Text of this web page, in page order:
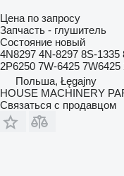
Цена по запросу
Запчасть - глушитель
Состояние новый
4N8297 4N-8297 8S-
2P6250 7W-6425
Польша, Łęgajny
HOUSE MACHINERY
Связаться с продавцом